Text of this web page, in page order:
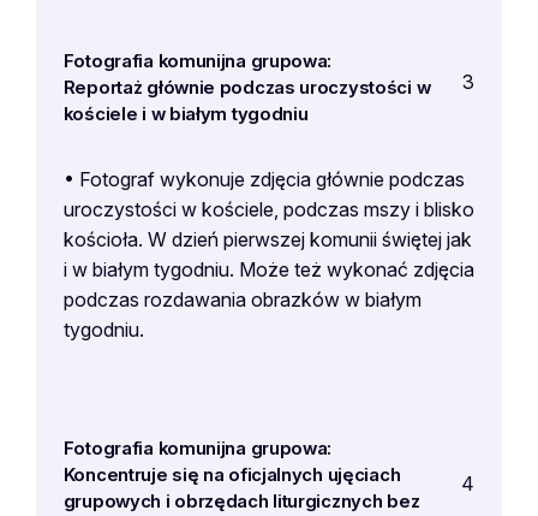
Fotografia komunijna grupowa:
Reportaż głównie podczas uroczystości w
kościele i w białym tygodniu
3
• Fotograf wykonuje zdjęcia głównie podczas
uroczystości w kościele, podczas mszy i blisko
kościoła. W dzień pierwszej komunii świętej jak
i w białym tygodniu. Może też wykonać zdjęcia
podczas rozdawania obrazków w białym
tygodniu.
Fotografia komunijna grupowa:
Koncentruje się na oficjalnych ujęciach
grupowych i obrzędach liturgicznych bez
4